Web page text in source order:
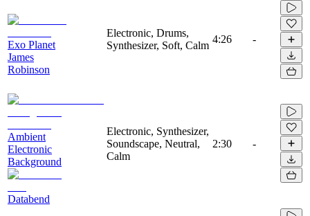
Exo Planet
James
Robinson
Electronic, Drums,
Synthesizer, Soft, Calm
4:26 -
Ambient
Electronic
Background
Databend
Electronic, Synthesizer,
Soundscape, Neutral,
Calm
2:30 -